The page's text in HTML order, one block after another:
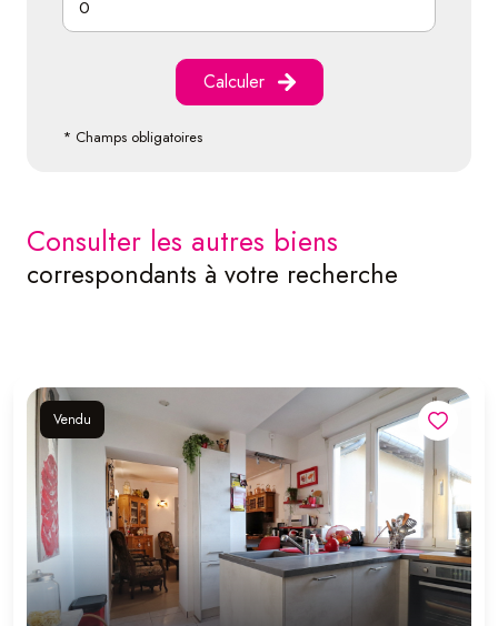
Calculer
* Champs obligatoires
consulter les autres biens
correspondants à votre recherche
Vendu